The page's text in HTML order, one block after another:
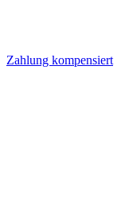
Zahlung kompensiert